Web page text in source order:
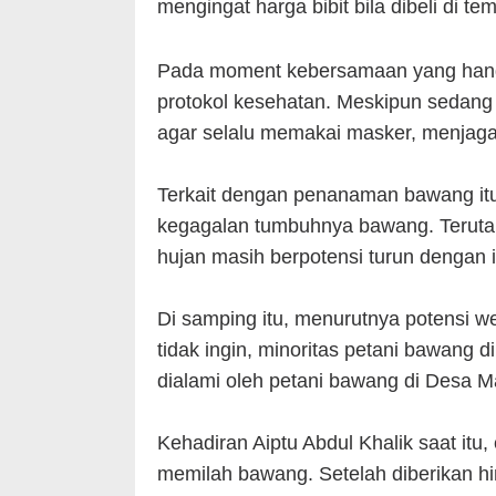
mengingat harga bibit bila dibeli di
Pada moment kebersamaan yang
protokol kesehatan. Meskipun
agar selalu memakai masker,
Terkait dengan penanaman bawang
kegagalan tumbuhnya bawang.
hujan masih berpotensi turun
Di samping itu, menurutnya potensi
tidak ingin, minoritas petani bawang
dialami oleh petani bawang di Desa
Kehadiran Aiptu Abdul Khalik saat
memilah bawang. Setelah diberikan